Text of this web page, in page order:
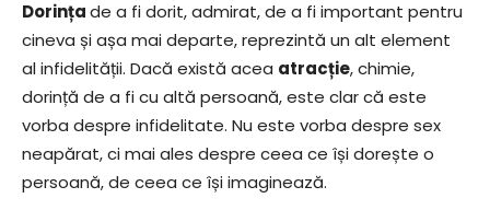
Dorințade a fi dorit, admirat, de a fi important pentru
cineva și așa mai departe, reprezintă un alt element
al infidelității. Dacă există acea atracție, chimie,
dorință de a fi cu altă persoană, este clar că este
vorba despre infidelitate. Nu este vorba despre sex
neapărat, ci mai ales despre ceea ce își dorește o
persoană, de ceea ce își imaginează.